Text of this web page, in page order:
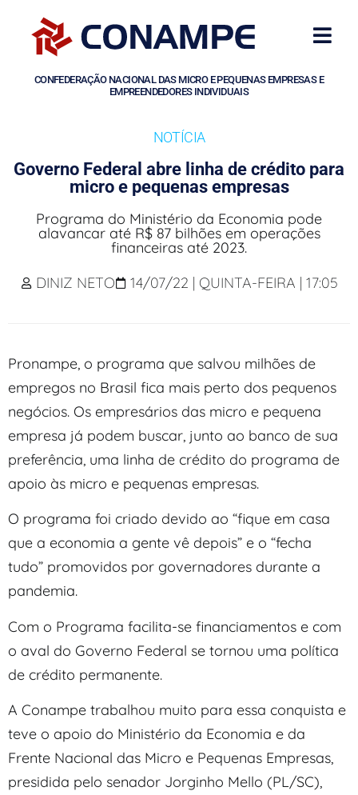
CONFEDERAÇÃO NACIONAL DAS MICRO E PEQUENAS EMPRESAS E
EMPREENDEDORES INDIVIDUAIS
NOTÍCIA
Governo Federal abre linha de crédito para
micro e pequenas empresas
Programa do Ministério da Economia pode
alavancar até R$ 87 bilhões em operações
financeiras até 2023.
DINIZ NETO
14/07/22 | QUINTA-FEIRA | 17:05
Pronampe, o programa que salvou milhões de
empregos no Brasil fica mais perto dos pequenos
negócios. Os empresários das micro e pequena
empresa já podem buscar, junto ao banco de sua
preferência, uma linha de crédito do programa de
apoio às micro e pequenas empresas.
O programa foi criado devido ao “fique em casa
que a economia a gente vê depois” e o “fecha
tudo” promovidos por governadores durante a
pandemia.
Com o Programa facilita-se financiamentos e com
o aval do Governo Federal se tornou uma política
de crédito permanente.
A Conampe trabalhou muito para essa conquista e
teve o apoio do Ministério da Economia e da
Frente Nacional das Micro e Pequenas Empresas,
presidida pelo senador Jorginho Mello (PL/SC),